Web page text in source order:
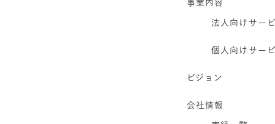
事業内容
法人向けサー
個人向けサー
ビジョン
会社情報